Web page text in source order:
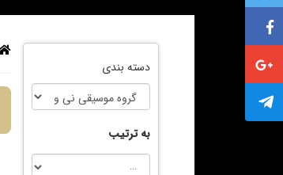
دسته بندی
به ترتیب